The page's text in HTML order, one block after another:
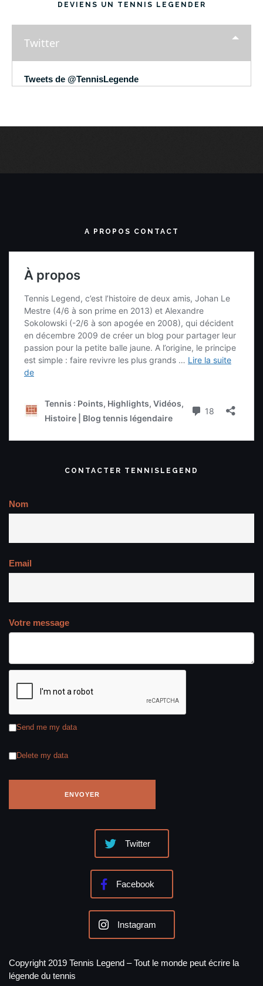
DEVIENS UN TENNIS LEGENDER
Twitter
Tweets de @TennisLegende
A PROPOS CONTACT
CONTACTER TENNISLEGEND
Nom
Email
Votre message
Send me my data
Delete my data
Twitter
Facebook
Instagram
Copyright 2019 Tennis Legend – Tout le monde peut écrire la
légende du tennis